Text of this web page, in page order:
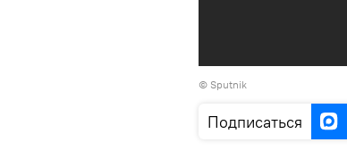
© Sputnik
Подписаться